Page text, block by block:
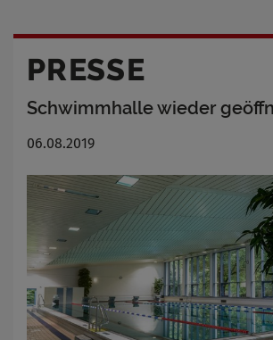
PRESSE
Schwimmhalle wieder
06.08.2019